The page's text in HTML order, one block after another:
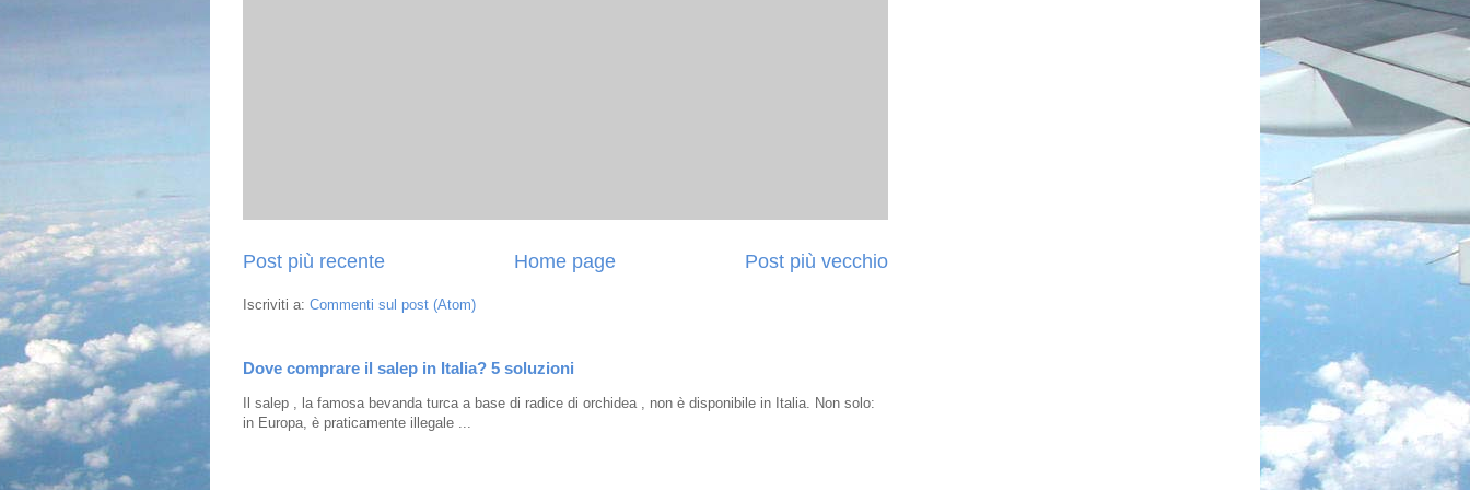
Post più recente Post più vecchio
Home page
Iscriviti a: Commenti sul post (Atom)
Dove comprare il salep in Italia? 5 soluzioni
Il salep , la famosa bevanda turca a base di radice di orchidea , non è disponibile in Italia. Non solo:
in Europa, è praticamente illegale ...